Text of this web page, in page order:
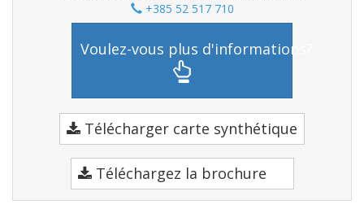
+385 52 517 710
Voulez-vous plus d'informations?
Télécharger carte synthétique
Téléchargez la brochure